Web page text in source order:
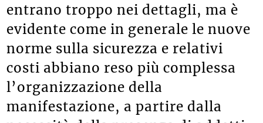
entrano troppo nei dettagli, ma è
evidente come in generale le nuove
norme sulla sicurezza e relativi
costi abbiano reso più complessa
l’organizzazione della
manifestazione, a partire dalla